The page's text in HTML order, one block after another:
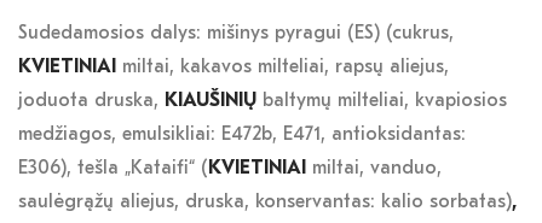
Sudedamosios dalys: mišinys pyragui (ES) (cukrus,
KVIETINIAI miltai, kakavos milteliai, rapsų aliejus,
joduota druska, KIAUŠINIŲ baltymų milteliai, kvapiosios
medžiagos, emulsikliai: E472b, E471, antioksidantas:
E306), tešla „Kataifi“ ( KVIETINIAI miltai, vanduo,
saulėgrąžų aliejus, druska, konservantas: kalio sorbatas),